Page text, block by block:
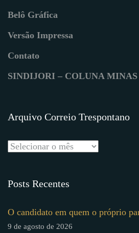
Belô Gráfica
Versão Impressa
Contato
SINDIJORI – COLUNA
Arquivo Correio Trespontano
Posts Recentes
O candidato em quem o próprio
9 de agosto de 2026